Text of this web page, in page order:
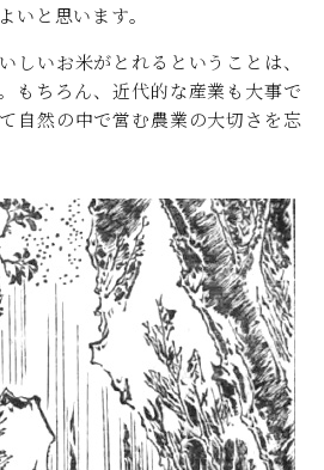
いと思います。
しいお米がとれるということは、
もちろん、近代的な産業も大事で
自然の中で営む農業の大切さを忘